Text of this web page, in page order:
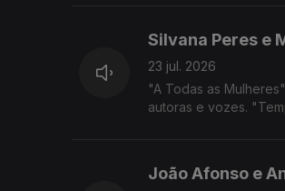
Silvana Peres e
23 jul. 2026
"A Todas as
autoras e vozes.
João Afonso e